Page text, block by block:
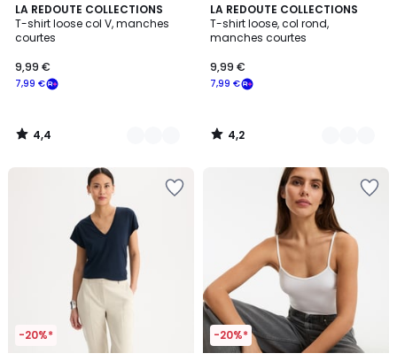
LA REDOUTE COLLECTIONS
T-shirt loose col V, manches
courtes
€
souscrivez
notre
programme
7,99 €
9,99 €
4,4
/ 5
4
Couleurs
4,4
/
LA REDOUTE COLLECTIONS
T-shirt loose, col rond,
manches courtes
7,99 €
9,99 €
4,2
/ 5
4
Couleurs
4,2
/
-20%* -20%*